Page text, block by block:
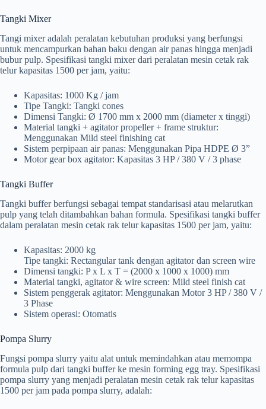
Tangki Mixer
Tangi mixer adalah peralatan kebutuhan produksi yang berfungsi
untuk mencampurkan bahan baku dengan air panas hingga menjadi
bubur pulp. Spesifikasi tangki mixer dari peralatan mesin cetak rak
telur kapasitas 1500 per jam, yaitu:
Kapasitas: 1000 Kg / jam
Tipe Tangki: Tangki cones
Dimensi Tangki: Ø 1700 mm x 2000 mm (diameter x tinggi)
Material tangki + agitator propeller + frame struktur:
Menggunakan Mild steel finishing cat
Sistem perpipaan air panas: Menggunakan Pipa HDPE Ø 3”
Motor gear box agitator: Kapasitas 3 HP / 380 V / 3 phase
Tangki Buffer
Tangki buffer berfungsi sebagai tempat standarisasi atau melarutkan
pulp yang telah ditambahkan bahan formula. Spesifikasi tangki buffer
dalam peralatan mesin cetak rak telur kapasitas 1500 per jam, yaitu:
Kapasitas: 2000 kg
Tipe tangki: Rectangular tank dengan agitator dan screen wire
Dimensi tangki: P x L x T = (2000 x 1000 x 1000) mm
Material tangki, agitator & wire screen: Mild steel finish cat
Sistem penggerak agitator: Menggunakan Motor 3 HP / 380 V /
3 Phase
Sistem operasi: Otomatis
Pompa Slurry
Fungsi pompa slurry yaitu alat untuk memindahkan atau memompa
formula pulp dari tangki buffer ke mesin forming egg tray. Spesifikasi
pompa slurry yang menjadi peralatan mesin cetak rak telur kapasitas
1500 per jam pada pompa slurry, adalah: